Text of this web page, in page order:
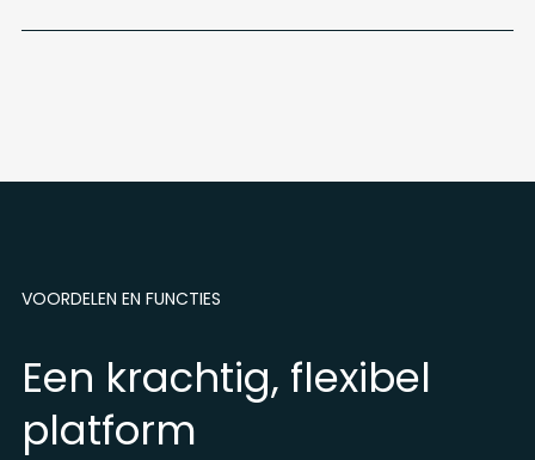
VOORDELEN EN FUNCTIES
Een krachtig, flexibel
platform